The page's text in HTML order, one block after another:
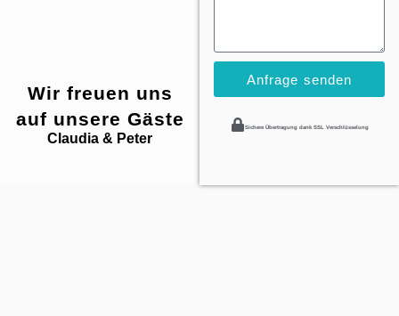
Wir freuen uns
auf unsere Gäste
Claudia & Peter
Anfrage senden
Sichere Übertragung dank SSL Verschlüsselung